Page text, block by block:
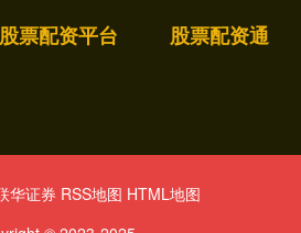
票配资平台 股票配资通
华证券 RSS地图 HTML地图